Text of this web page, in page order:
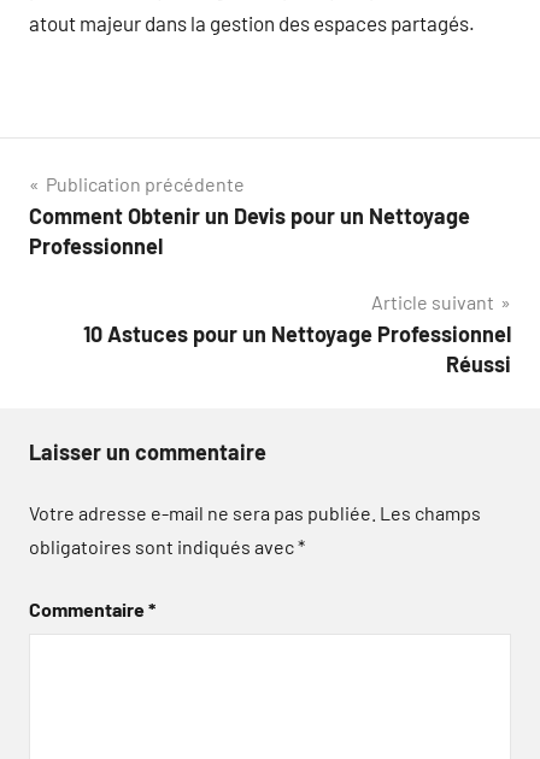
atout majeur dans la gestion des espaces partagés.
Navigation
de
Publication précédente
Comment Obtenir un Devis pour un Nettoyage
Professionnel
Article suivant
10 Astuces pour un Nettoyage Professionnel
Réussi
Laisser un commentaire
Votre adresse e-mail ne sera pas publiée. Les champs
obligatoires sont indiqués avec*
Commentaire*